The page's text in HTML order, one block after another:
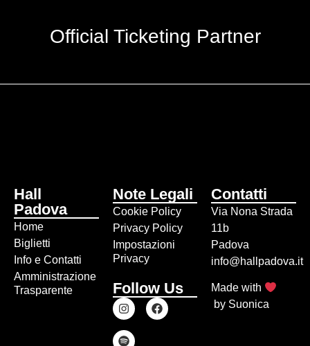
Official Ticketing Partner
Hall
Padova
Home
Biglietti
Info e Contatti
Amministrazione
Trasparente
Note Legali
Cookie Policy
Privacy Policy
Impostazioni
Privacy
Follow Us
Contatti
Via Nona Strada
11b
Padova
info@hallpadova.it
Made with
by Suonica